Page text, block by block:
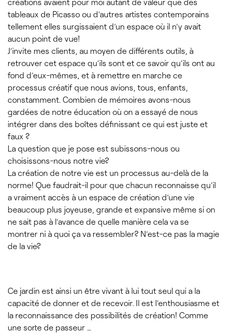
tableaux de Picasso ou d’autres artistes contemporains
tellement elles surgissaient d’un espace où il n’y avait
aucun point de vue!
J’invite mes clients, au moyen de différents outils, à
retrouver cet espace qu’ils sont et ce savoir qu’ils ont au
fond d’eux-mêmes, et à remettre en marche ce
processus créatif que nous avions, tous, enfants,
constamment. Combien de mémoires avons-nous
gardées de notre éducation où on a essayé de nous
intégrer dans des boîtes définissant ce qui est juste et
faux ?
La question que je pose est subissons-nous ou
choisissons-nous notre vie?
La création de notre vie est un processus au-delà de la
norme! Que faudrait-il pour que chacun reconnaisse qu’il
a vraiment accès à un espace de création d’une vie
beaucoup plus joyeuse, grande et expansive même si on
ne sait pas à l’avance de quelle manière cela va se
montrer ni à quoi ça va ressembler? N’est-ce pas la magie
de la vie?
Ce jardin est ainsi un être vivant à lui tout seul qui a la
capacité de donner et de recevoir. Il est l’enthousiasme et
la reconnaissance des possibilités de création! Comme
une sorte de passeur …